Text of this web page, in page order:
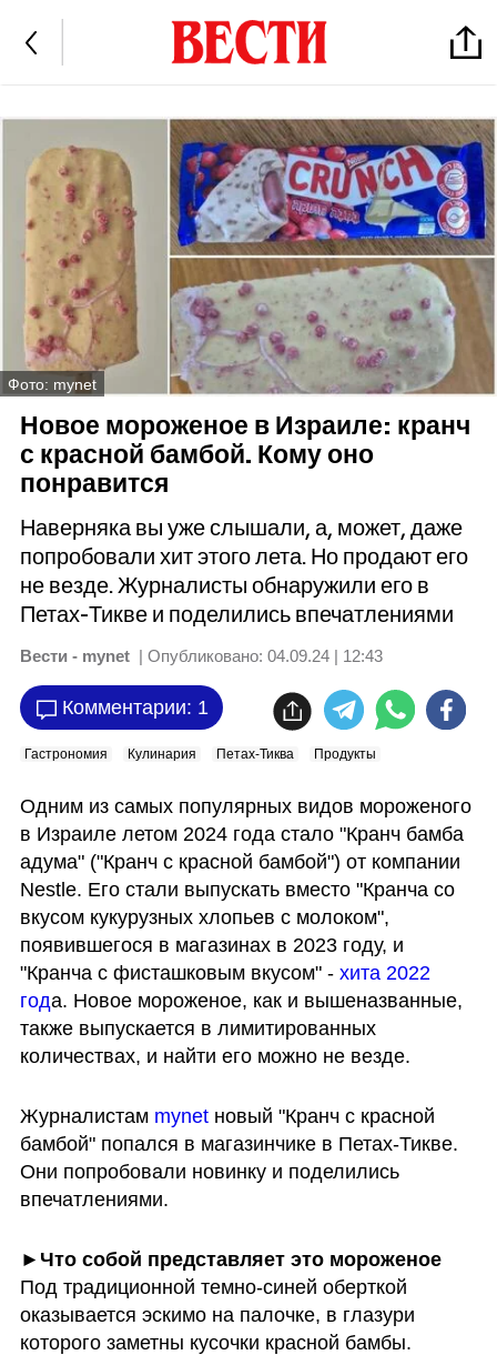
Фото: mynet
Новое мороженое в Израиле: кранч
с красной бамбой. Кому оно
понравится
Наверняка вы уже слышали, а, может, даже
попробовали хит этого лета. Но продают его
не везде. Журналисты обнаружили его в
Петах-Тикве и поделились впечатлениями
Вести - mynet | Опубликовано: 04.09.24 | 12:43
Комментарии: 1
Гастрономия Кулинария Петах-Тиква Продукты
Одним из самых популярных видов мороженого
в Израиле летом 2024 года стало "Кранч бамба
адума" ("Кранч с красной бамбой") от компании
Nestle. Его стали выпускать вместо "Кранча со
вкусом кукурузных хлопьев с молоком",
появившегося в магазинах в 2023 году, и
"Кранча с фисташковым вкусом" - хита 2022
года. Новое мороженое, как и вышеназванные,
также выпускается в лимитированных
количествах, и найти его можно не везде.
Журналистам mynet новый "Кранч с красной
бамбой" попался в магазинчике в Петах-Тикве.
Они попробовали новинку и поделились
впечатлениями.
►Что собой представляет это мороженое
Под традиционной темно-синей оберткой
оказывается эскимо на палочке, в глазури
которого заметны кусочки красной бамбы.